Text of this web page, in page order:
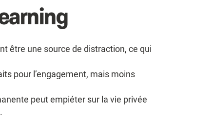
être une source de distraction, ce qui
pour l’engagement, mais moins
peut empiéter sur la vie privée